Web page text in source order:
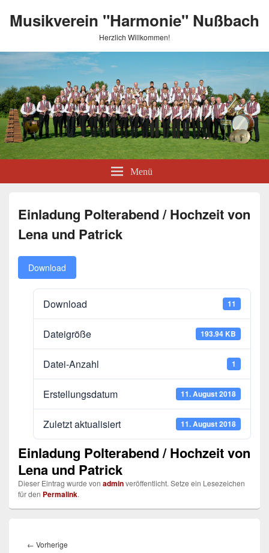
Musikverein "Harmonie" Nußbach
Herzlich Willkommen!
Menü
Einladung Polterabend / Hochzeit von
Lena und Patrick
Download
Download 11
Dateigröße 193.94 KB
Datei-Anzahl 1
Erstellungsdatum 11. August 2018
Zuletzt aktualisiert 11. August 2018
Einladung Polterabend / Hochzeit von
Lena und Patrick
Dieser Eintrag wurde von adminveröffentlicht. Setze ein Lesezeichen
für den Permalink.
← Vorherige